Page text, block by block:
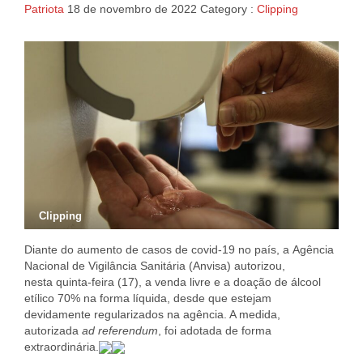
Patriota 18 de novembro de 2022 Category : Clipping
Clipping
Diante do aumento de casos de covid-19 no país, a Agência
Nacional de Vigilância Sanitária (Anvisa) autorizou,
nesta quinta-feira (17), a venda livre e a doação de álcool
etílico 70% na forma líquida, desde que estejam
devidamente regularizados na agência. A medida,
autorizada ad referendum , foi adotada de forma
extraordinária.